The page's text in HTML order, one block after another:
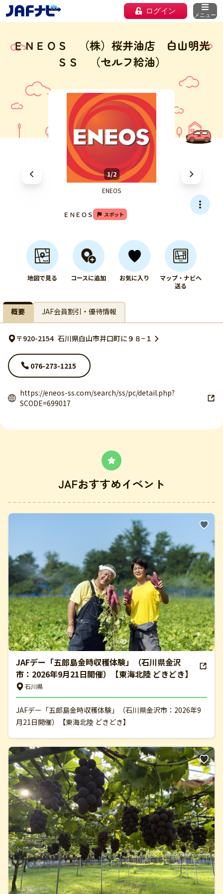
ログイン メニュー
ＥＮＥＯＳ （株）桜井油店 白山明光
ＳＳ （セルフ給油）
1/2
ENEOS
ＥＮＥＯＳ スポット
地図で見る コースに追加 お気に入り
マップ・ナビへ
送る
概要 JAF会員割引・優待情報
〒920-2154 石川県白山市井口町に９８−１
076-273-1215
https://eneos-ss.com/search/ss/pc/detail.php?
SCODE=699017
JAFおすすめイベント
JAFデー「五郎島金時収穫体験」（石川県金沢
市：2026年9月21日開催）【東海北陸 どきどき】
石川県
JAFデー「五郎島金時収穫体験」（石川県金沢市：2026年9
月21日開催）【東海北陸 どきどき】